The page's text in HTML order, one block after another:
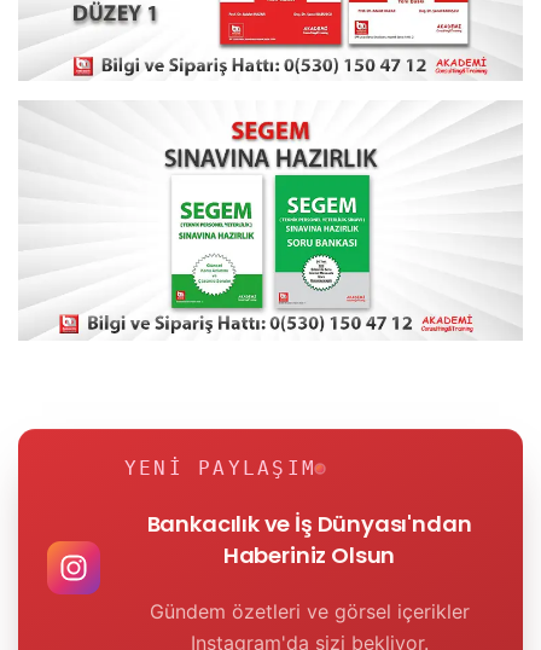
YENI PAYLAŞIM
Bankacılık ve İş Dünyası'ndan
Haberiniz Olsun
Gündem özetleri ve görsel içerikler
Instagram'da sizi bekliyor.